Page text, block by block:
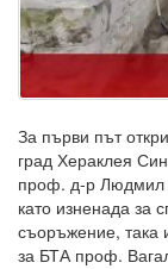
За първи път
град Хераклея
проф. д-р Людмил
като изненада за
съоръжение, така
за БТА проф.